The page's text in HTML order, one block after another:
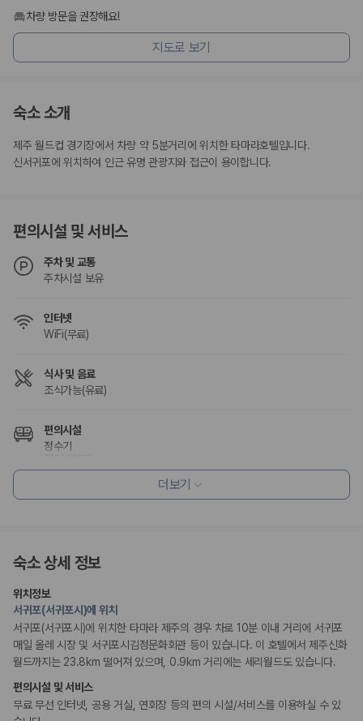
차량 방문을 권장해요!
지도로 보기
숙소 소개
제주 월드컵 경기장에서 차량 약 5분거리에 위치한 타마라호텔입니다.
신서귀포에 위치하여 인근 유명 관광지와 접근이 용이합니다.
편의시설 및 서비스
주차 및 교통
주차시설 보유
인터넷
WiFi(무료)
식사 및 음료
조식가능(유료)
편의시설
정수기
리셉션 서비스
다국어 구사 가능 직원
웰빙 및 피트니스
온천시설
액티비티
윈드서핑
스노쿨링
낚시
더보기
숙소 상세 정보
위치정보
서귀포(서귀포시)에 위치
서귀포(서귀포시)에 위치한 타마라 제주의 경우 차로 10분 이내 거리에 서귀포
매일 올레 시장 및 서귀포시김정문화회관 등이 있습니다. 이 호텔에서 제주신화
월드까지는 23.8km 떨어져 있으며, 0.9km 거리에는 세리월드도 있습니다.
편의시설 및 서비스
무료 무선 인터넷, 공용 거실, 연회장 등의 편의 시설/서비스를 이용하실 수 있